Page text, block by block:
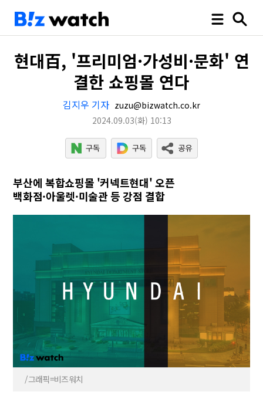
현대百, '프리미엄·가성비·문화' 연
결한 쇼핑몰 연다
김지우 기자 zuzu@bizwatch.co.kr
2024.09.03(화) 10:13
부산에 복합쇼핑몰 '커넥트현대' 오픈
백화점·아울렛·미술관 등 강점 결합
/그래픽=비즈워치